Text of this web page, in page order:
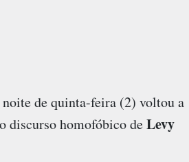
de quinta-feira (2) voltou a
discurso homofóbico deLevy